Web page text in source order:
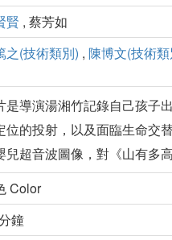
賢 , 蔡芳如
之(技術類別) , 陳博文(技術
是導演湯湘竹記錄自己孩子
位的投射，以及面臨生命交
兒超音波圖像，對《山有多
Color
鐘